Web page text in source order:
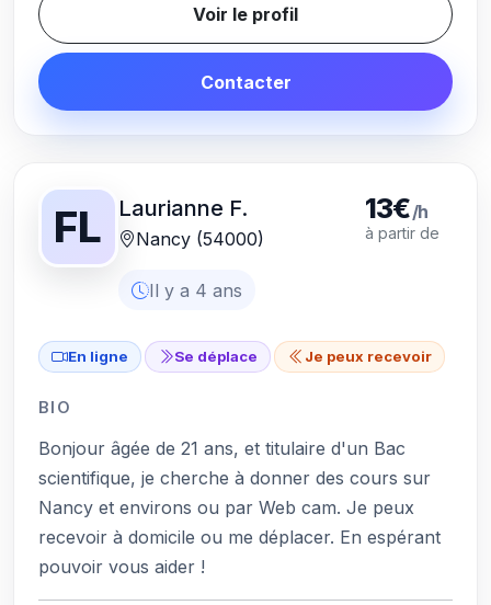
Voir le profil
Contacter
FL Laurianne F.
Nancy (54000)
Il y a 4 ans
13€/h
à partir de
En ligne Se déplace Je peux recevoir
BIO
Bonjour âgée de 21 ans, et titulaire d'un Bac
scientifique, je cherche à donner des cours sur
Nancy et environs ou par Web cam. Je peux
recevoir à domicile ou me déplacer. En espérant
pouvoir vous aider !